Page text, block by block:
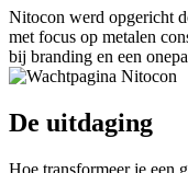
Nitocon werd opgericht
met focus op metalen
bij branding en een
De uitdaging
Hoe transformeer je een